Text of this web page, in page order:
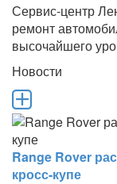
Сервис-центр
ремонт
высочайшего
Новости
Range Rover
кросс-купе